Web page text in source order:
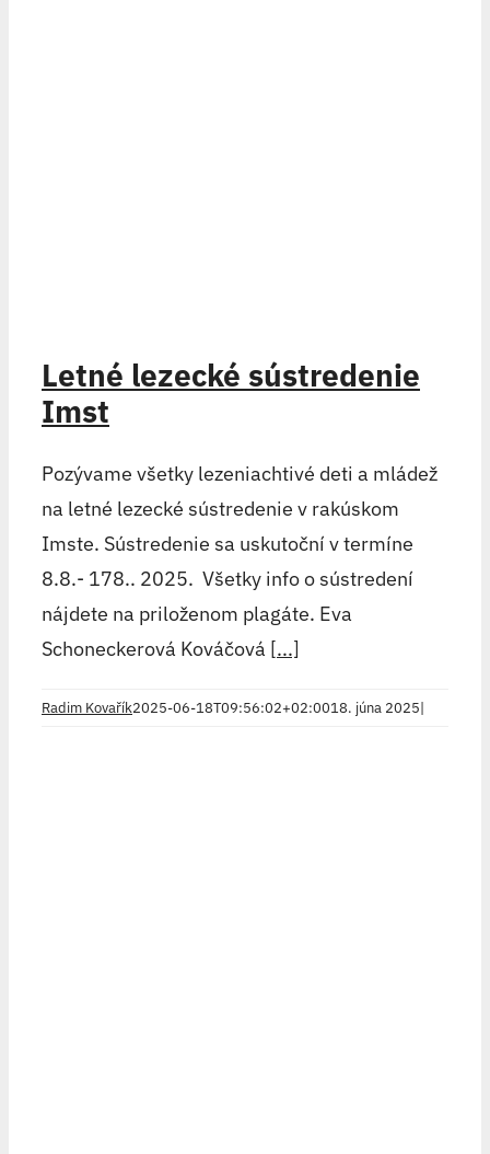
Letné lezecké sústredenie
Imst
Pozývame všetky lezeniachtivé deti a mládež
na letné lezecké sústredenie v rakúskom
Imste. Sústredenie sa uskutoční v termíne
8.8.- 178.. 2025. Všetky info o sústredení
nájdete na priloženom plagáte. Eva
Schoneckerová Kováčová [...]
Radim Kovařík2025-06-18T09:56:02+02:0018. júna 2025|